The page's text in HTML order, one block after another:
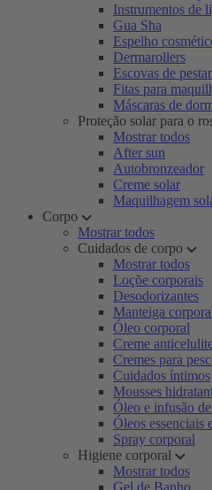
Instrumentos de
Gua Sha
Espelho
Dermarollers
Escovas de
Fitas para
Máscaras de
Proteção solar para o
Mostrar todos
After sun
Autobronzeador
Creme solar
Maquilhagem
Corpo
Mostrar todos
Cuidados de corpo
Mostrar todos
Loçõe corporais
Desodorizantes
Manteiga
Óleo corporal
Creme
Cremes para
Cuidados íntimos
Mousses
Óleo e infusão de
Óleos essenciais
Spray corporal
Higiene corporal
Mostrar todos
Gel de Banho